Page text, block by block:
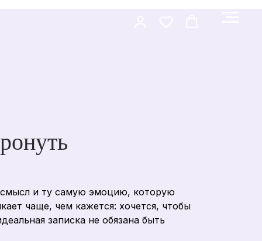
смысл и ту самую эмоцию, которую
чаще, чем кажется: хочется, чтобы
записка не обязана быть